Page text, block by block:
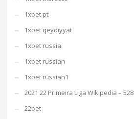
1xbet pt
1xbet qeydiyyat
1xbet russia
1xbet russian
1xbet russian1
2021 22 Primeira Liga Wikipedia – 528
22bet